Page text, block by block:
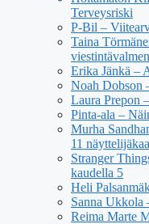
Terveysriski
P-Bil –
Taina
Erika Jänkä –
Noah Dobson
Laura Prepon
Pinta-ala –
Murha
11
Stranger
kaudella 5
Heli
Sanna Ukkola
Reima Marte